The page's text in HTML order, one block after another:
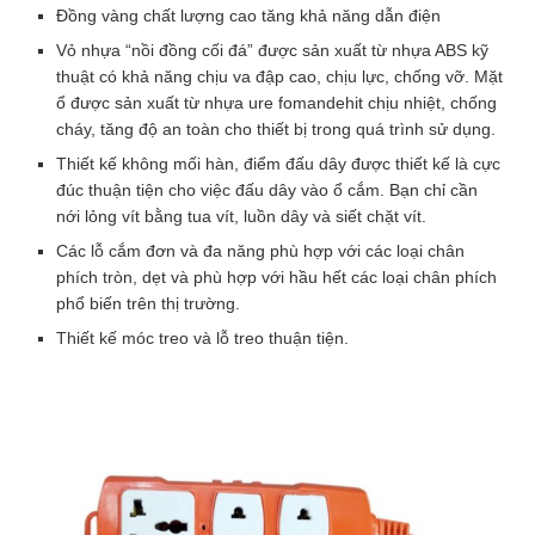
Đồng vàng chất lượng cao tăng khả năng dẫn điện
Vỏ nhựa “nồi đồng cối đá” được sản xuất từ nhựa ABS kỹ
thuật có khả năng chịu va đập cao, chịu lực, chống vỡ. Mặt
ổ được sản xuất từ nhựa ure fomandehit chịu nhiệt, chống
cháy, tăng độ an toàn cho thiết bị trong quá trình sử dụng.
Thiết kế không mối hàn, điểm đấu dây được thiết kế là cực
đúc thuận tiện cho việc đấu dây vào ổ cắm. Bạn chỉ cần
nới lỏng vít bằng tua vít, luồn dây và siết chặt vít.
Các lỗ cắm đơn và đa năng phù hợp với các loại chân
phích tròn, dẹt và phù hợp với hầu hết các loại chân phích
phổ biến trên thị trường.
Thiết kế móc treo và lỗ treo thuận tiện.
59.000₫ 109.000₫ -46% ℹ️
Hết hàng
cắm
có
dây
siêu
chịu
tải
Số lượng
ĐẶT HÀNG
Mã SP: OK3500C3
cho bếp lẩu